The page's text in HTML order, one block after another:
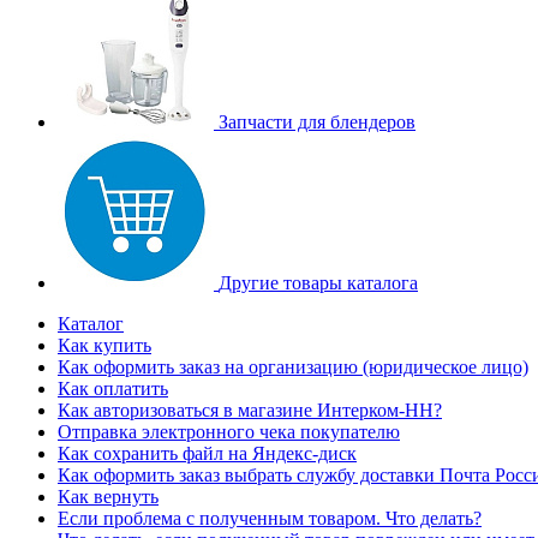
Запчасти для блендеров
Другие товары каталога
Каталог
Как купить
Как оформить заказ на организацию (юридическое лицо)
Как оплатить
Как авторизоваться в магазине Интерком-НН?
Отправка электронного чека покупателю
Как сохранить файл на Яндекс-диск
Как оформить заказ выбрать службу доставки Почта
Как вернуть
Если проблема с полученным товаром. Что делать?